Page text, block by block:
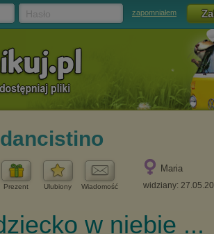
zapomniałem
dancistino
Prezent Ulubiony Wiadomość
Maria
widziany: